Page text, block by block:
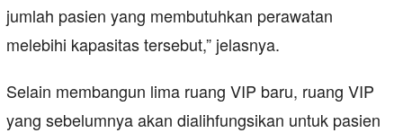
jumlah pasien yang membutuhkan perawatan
melebihi kapasitas tersebut,” jelasnya.
Selain membangun lima ruang VIP baru, ruang VIP
yang sebelumnya akan dialihfungsikan untuk pasien